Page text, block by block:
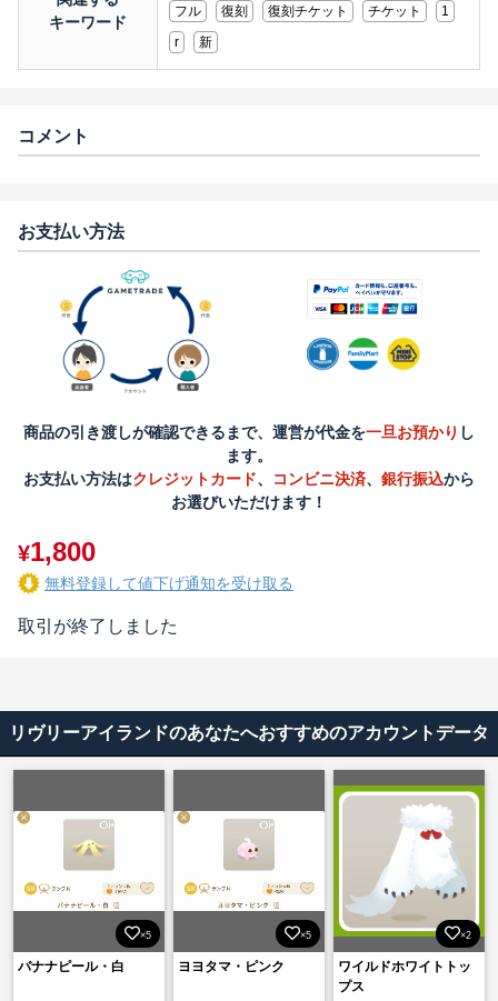
キーワード
フル 復刻 復刻チケット チケット
1
r
新
コメント
お支払い方法
商品の引き渡しが確認できるまで、運営が代金を一旦お預かり し
ます。
お支払い方法はクレジットカード、 コンビニ決済、 銀行振込から
お選びいただけます！
¥1,800
無料登録して値下げ通知を受け取る
取引が終了しました
リヴリーアイランドのあなたへおすすめのアカウントデータ
×5
バナナピール・白
×5
ヨヨタマ・ピンク
×2
ワイルドホワイトトッ
プス